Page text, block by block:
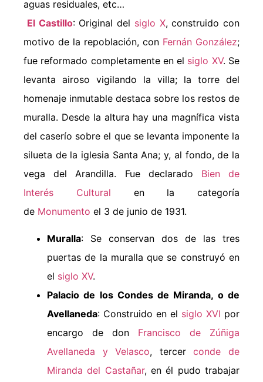
aguas residuales, etc…
El Castillo: Original del siglo X, construido con
motivo de la repoblación, con Fernán González;
fue reformado completamente en el siglo XV. Se
levanta airoso vigilando la villa; la torre del
homenaje inmutable destaca sobre los restos de
muralla. Desde la altura hay una magnífica vista
del caserío sobre el que se levanta imponente la
silueta de la iglesia Santa Ana; y, al fondo, de la
vega del Arandilla. Fue declarado Bien de
Interés Cultural en la categoría
de Monumento el 3 de junio de 1931.
Muralla: Se conservan dos de las tres
puertas de la muralla que se construyó en
el siglo XV.
Palacio de los Condes de Miranda, o de
Avellaneda: Construido en el siglo XVI por
encargo de don Francisco de Zúñiga
Avellaneda y Velasco, tercerconde de
Miranda del Castañar, en él pudo trabajar